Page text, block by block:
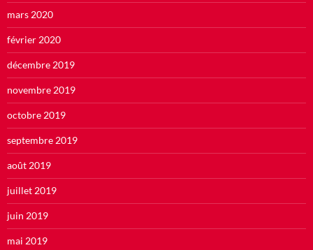
mars 2020
février 2020
décembre 2019
novembre 2019
octobre 2019
septembre 2019
août 2019
juillet 2019
juin 2019
mai 2019